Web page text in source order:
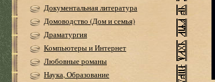
Документальная литература
Домоводство (Дом и семья)
Драматургия
Компьютеры и Интернет
Любовные романы
Наука, Образование